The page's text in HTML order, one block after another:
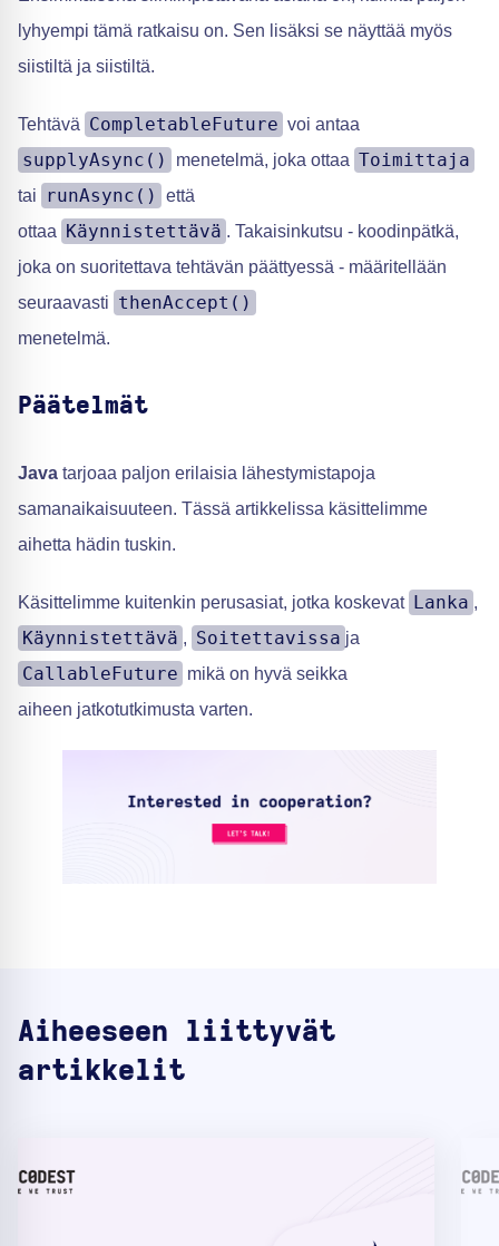
lyhyempi tämä ratkaisu on. Sen lisäksi se näyttää myös
siistiltä ja siistiltä.
Tehtävä CompletableFuture voi antaa
supplyAsync() menetelmä, joka ottaa Toimittaja
tai runAsync()
että
ottaa Käynnistettävä . Takaisinkutsu - koodinpätkä,
joka on suoritettava tehtävän päättyessä - määritellään
seuraavasti thenAccept()
menetelmä.
Päätelmät
Java tarjoaa paljon erilaisia lähestymistapoja
samanaikaisuuteen. Tässä artikkelissa käsittelimme
aihetta hädin tuskin.
Käsittelimme kuitenkin perusasiat, jotka koskevat Lanka ,
Käynnistettävä , Soitettavissa ja
CallableFuture mikä on hyvä seikka
aiheen jatkotutkimusta varten.
Aiheeseen liittyvät
artikkelit